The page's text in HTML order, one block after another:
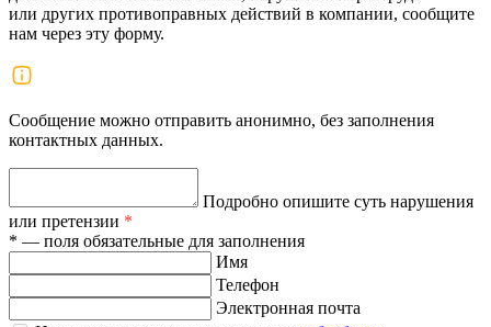
или других противоправных действий в компании, сообщите
нам через эту форму.
Сообщение можно отправить анонимно, без заполнения
контактных данных.
Подробно опишите суть нарушения
или претензии *
* — поля обязательные для заполнения
Имя
Телефон
Электронная почта